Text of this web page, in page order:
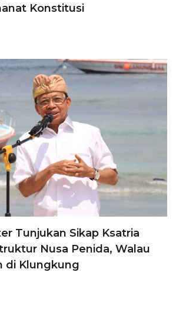
Konstitusi
Tunjukan Sikap Ksatria
Nusa Penida, Walau
di Klungkung